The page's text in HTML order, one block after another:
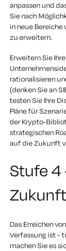
anpassen und
Sie nach
in neue Bereiche
zu erweitern.
Erweitern Sie
rationalisieren
(denken Sie an
testen Sie Ihre
Pläne für
der Krypto-
strategischen
auf die Zukunft
Stufe 4
Das Erreichen
Verfassung ist -
machen Sie es